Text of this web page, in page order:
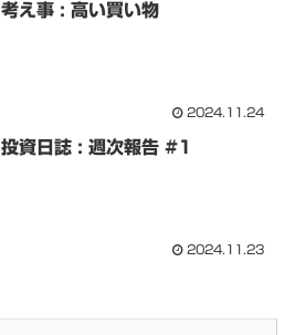
考え事 : 高い買い物
2024.11.24
投資日誌 : 週次報告 #1
2024.11.23